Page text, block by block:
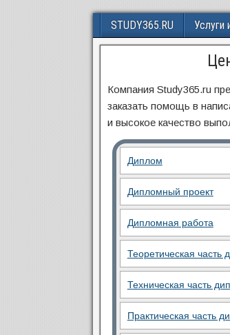
STUDY365.RU Услуги
Компания Study365.ru
заказать помощь в
и высокое качество
Диплом
Дипломный проект
Дипломная работа
Теоретическая часть
Техническая часть
Практическая часть